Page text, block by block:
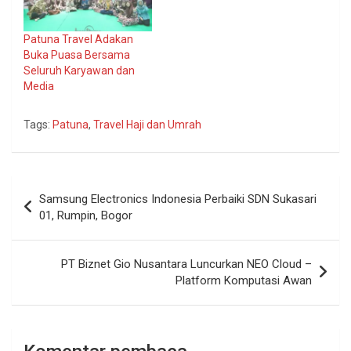
Patuna Travel Adakan
Buka Puasa Bersama
Seluruh Karyawan dan
Media
Tags: Patuna, Travel Haji dan Umrah
pos
Samsung Electronics Indonesia Perbaiki SDN Sukasari
01, Rumpin, Bogor
PT Biznet Gio Nusantara Luncurkan NEO Cloud –
Platform Komputasi Awan